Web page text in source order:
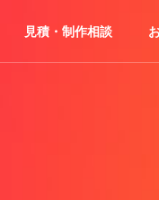
見積・制作相談